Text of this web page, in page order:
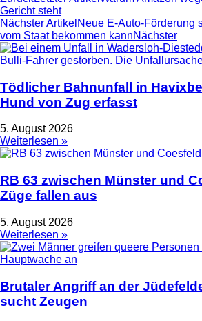
Gericht steht
Nächster Artikel Neue E-Auto-Förderung
vom Staat bekommen kannNächster
Tödlicher Bahnunfall in
Hund von Zug erfasst
5. August 2026
Weiterlesen »
RB 63 zwischen Münster und
Züge fallen aus
5. August 2026
Weiterlesen »
Brutaler Angriff an der
sucht Zeugen